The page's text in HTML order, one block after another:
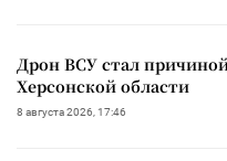
Дрон ВСУ стал
Херсонской области
8 августа 2026, 17:46